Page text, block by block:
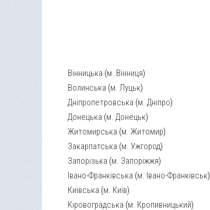
Вінницька (м .Вінниця)
Волинська (м. Луцьк)
Дніпропетровська (м. Дніпро)
Донецька (м. Донецьк)
Житомирська (м. Житомир)
Закарпатська (м. Ужгород)
Запорізька (м. Запоріжжя)
Івано-Франківська (м. Івано-Франківськ)
Київська (м. Київ)
Кіровоградська (м. Кропивницький)